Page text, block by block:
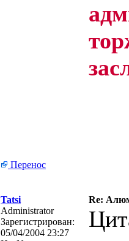
Перенос
Tatsi
Re:
Administrator
Зарегистрирован:
05/04/2004 23:27